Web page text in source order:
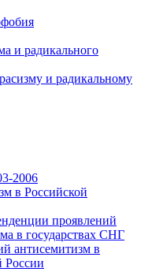
и радикального
и радикальному
2006
в Российской
проявлений
в государствах СНГ
антисемитизм в
России